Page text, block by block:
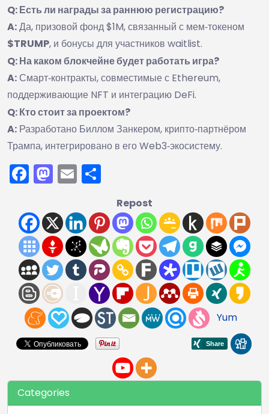
Q: Есть ли награды за раннюю регистрацию?
A:Да, призовой фонд $1M, связанный с мем‑токеном
$TRUMP, и бонусы для участников waitlist.
Q: На каком блокчейне будет работать игра?
A: Смарт‑контракты, совместимые с Ethereum,
поддерживающие NFT и интеграцию DeFi.
Q: Кто стоит за проектом?
A: Разработано Биллом Занкером, крипто‑партнёром
Трампа, интегрировано в его Web3‑экосистему.
Facebook
Mastodon
Email
Repost
Yum
Categories